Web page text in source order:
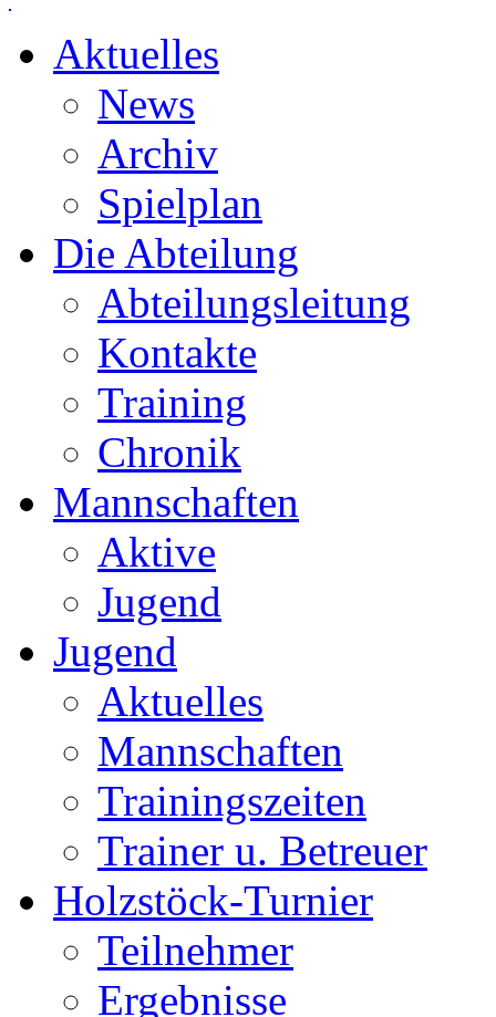
Aktuelles
News
Archiv
Spielplan
Die Abteilung
Abteilungsleitung
Kontakte
Training
Chronik
Mannschaften
Aktive
Jugend
Jugend
Aktuelles
Mannschaften
Trainingszeiten
Trainer u. Betreuer
Holzstöck-Turnier
Teilnehmer
Ergebnisse